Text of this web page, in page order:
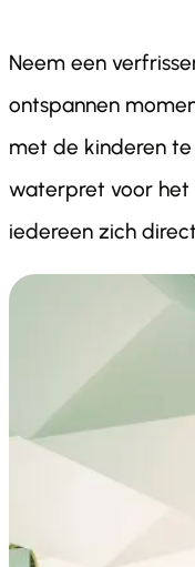
Neem een
ontspannen
met de kinderen
waterpret voor het
iedereen zich